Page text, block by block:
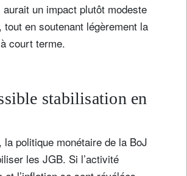
un impact plutôt modeste
tout en soutenant légèrement la
court terme.
stabilisation en
la politique monétaire de la BoJ
les JGB. Si l’activité
la newsletter